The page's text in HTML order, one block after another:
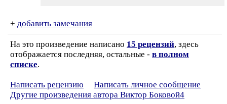
+ добавить замечания
На это произведение написано 15 рецензий, здесь
отображается последняя, остальные - в полном
списке.
Написать рецензию
Написать личное сообщение
Другие произведения автора Виктор Боковой4